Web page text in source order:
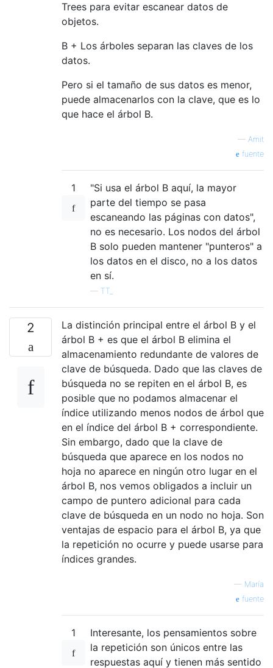
Trees para evitar escanear datos de
objetos.
B + Los árboles separan las claves de los
datos.
Pero si el tamaño de sus datos es menor,
puede almacenarlos con la clave, que es lo
que hace el árbol B.
— Amit
fuente
1
"Si usa el árbol B aquí, la mayor
parte del tiempo se pasa
escaneando las páginas con datos",
no es necesario. Los nodos del árbol
B solo pueden mantener "punteros" a
los datos en el disco, no a los datos
en sí.
— TT_
2
La distinción principal entre el árbol B y el
árbol B + es que el árbol B elimina el
almacenamiento redundante de valores de
clave de búsqueda. Dado que las claves de
búsqueda no se repiten en el árbol B, es
posible que no podamos almacenar el
índice utilizando menos nodos de árbol que
en el índice del árbol B + correspondiente.
Sin embargo, dado que la clave de
búsqueda que aparece en los nodos no
hoja no aparece en ningún otro lugar en el
árbol B, nos vemos obligados a incluir un
campo de puntero adicional para cada
clave de búsqueda en un nodo no hoja. Son
ventajas de espacio para el árbol B, ya que
la repetición no ocurre y puede usarse para
índices grandes.
— María
fuente
1
Interesante, los pensamientos sobre
la repetición son únicos entre las
respuestas aquí y tienen más sentido